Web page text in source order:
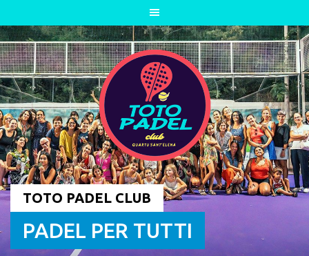
to
content
TOTO PADEL CLUB
PADEL PER TUTTI